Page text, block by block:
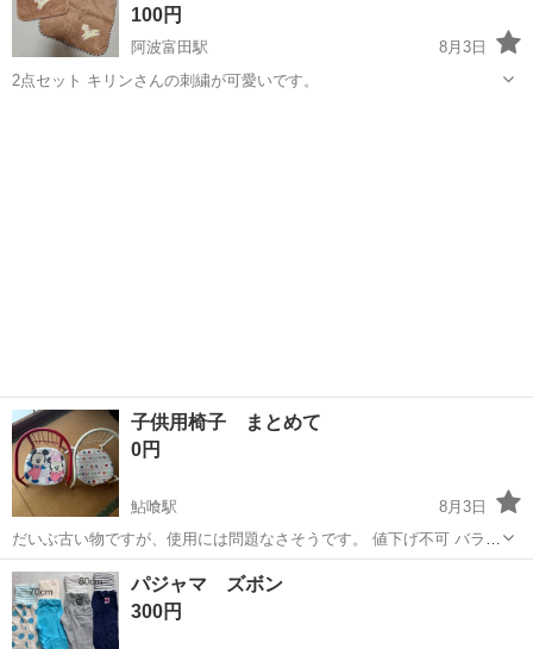
100円
阿波富田駅
8月3日
2点セット キリンさんの刺繍が可愛いです。
子供用椅子 まとめて
0円
鮎喰駅
8月3日
だいぶ古い物ですが、使用には問題なさそうです。 値下げ不可 バラ売
り不可
徳島 徳島市 ベビー用品
パジャマ ズボン
300円